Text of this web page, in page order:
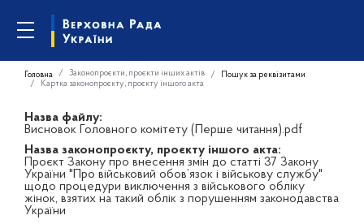
Головна Законопроєкти, проєкти інших актів
Пошук за реквізитами
Картка законопроєкту, проєкту іншого акта
Назва файлу:
Висновок Головного комітету (Перше читання).pdf
Назва законопроєкту, проєкту іншого акта:
Проєкт Закону про внесення змін до статті 37 Закону
України "Про військовий обов’язок і військову службу"
щодо процедури виключення з військового обліку
жінок, взятих на такий облік з порушенням законодавства
України